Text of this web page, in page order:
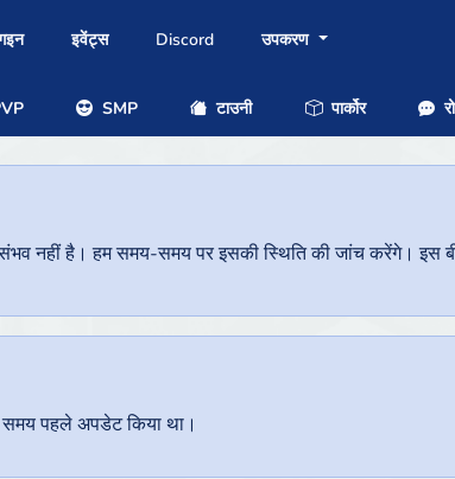
इवेंट्स Discord उपकरण
SMP टाउनी पार्कोर
नहीं है। हम समय-समय पर इसकी स्थिति की जांच करेंगे। इस
समय पहले अपडेट किया था।